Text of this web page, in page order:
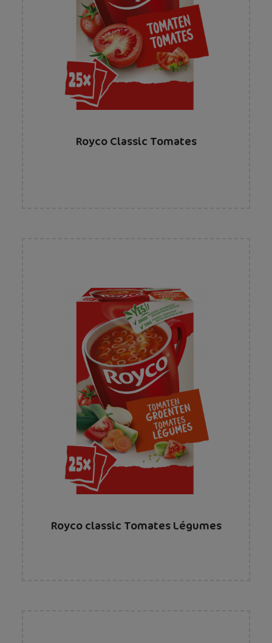
Royco Classic Tomates
Royco classic Tomates Légumes